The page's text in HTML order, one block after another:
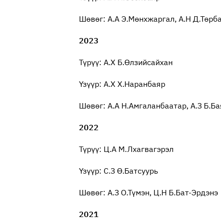
Шөвөг: А.А Э.Мөнхжаргал, А.Н
2023
Түрүү: А.Х Б.Өлзийсайхан
Үзүүр: А.Х Х.Наранбаяр
Шөвөг: А.А Н.Амгаланбаатар, А.З
2022
Түрүү: Ц.А М.Лхагвагэрэл
Үзүүр: С.З Ө.Батсуурь
Шөвөг: А.З О.Түмэн, Ц.Н Б.Бат-Эрдэнэ
2021